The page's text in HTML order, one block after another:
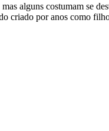
alguns costumam se
criado por anos como